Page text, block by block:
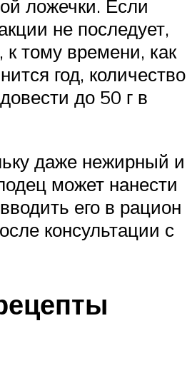
ложечки. Если
не последует,
к тому времени, как
год, количество
до 50 г в
даже нежирный и
может нанести
его в рацион
консультации с